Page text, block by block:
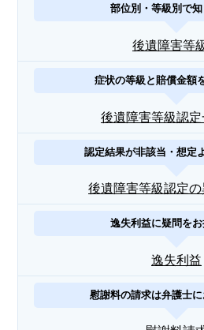
部位別・等級別で
後遺障害等
症状の等級と賠償金額
後遺障害等級認
認定結果が非該当・想定
後遺障害等級認定
逸失利益に疑問を
逸失利益
慰謝料の請求は弁護士